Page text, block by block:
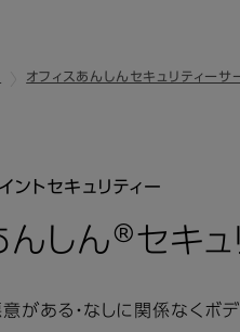
オフィスあんしんセキュリティー
ントセキュリティー
んしん®セキ
がある・なしに関係なくボ